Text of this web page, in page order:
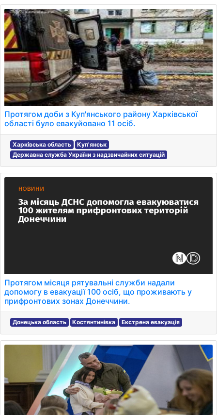
Протягом доби з Куп'янського району Харківської
області було евакуйовано 11 осіб.
Харківська область
Куп'янськ
Державна служба України з надзвичайних ситуацій
Протягом місяця рятувальні служби надали
допомогу в евакуації 100 осіб, що проживають у
прифронтових зонах Донеччини.
Донецька область Костянтинівка Екстрена евакуація